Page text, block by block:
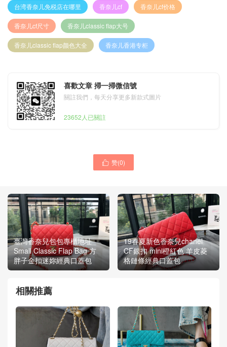
台湾香奈儿免税店在哪里 香奈儿cf 香奈儿cf价格
香奈儿cf尺寸 香奈儿classic flap大号
香奈儿classic flap颜色大全 香奈儿香港专柜
喜歡文章 掃一掃微信號
關註我們，每天分享更多新款式圖片
23652人已關註
 赞(0)
臺灣香奈兒包包專櫃地址
Small Classic Flap Bag 方
胖子金扣迷妳經典口蓋包
19春夏新色香奈兒chanel
CF銀扣 mini橙紅色 羊皮菱
格鏈條經典口蓋包
相關推薦